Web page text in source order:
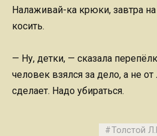
Налаживай-ка крюки, завтра
косить.
— Ну, детки, — сказала
человек взялся за дело, а не
сделает. Надо убираться.
Толстой